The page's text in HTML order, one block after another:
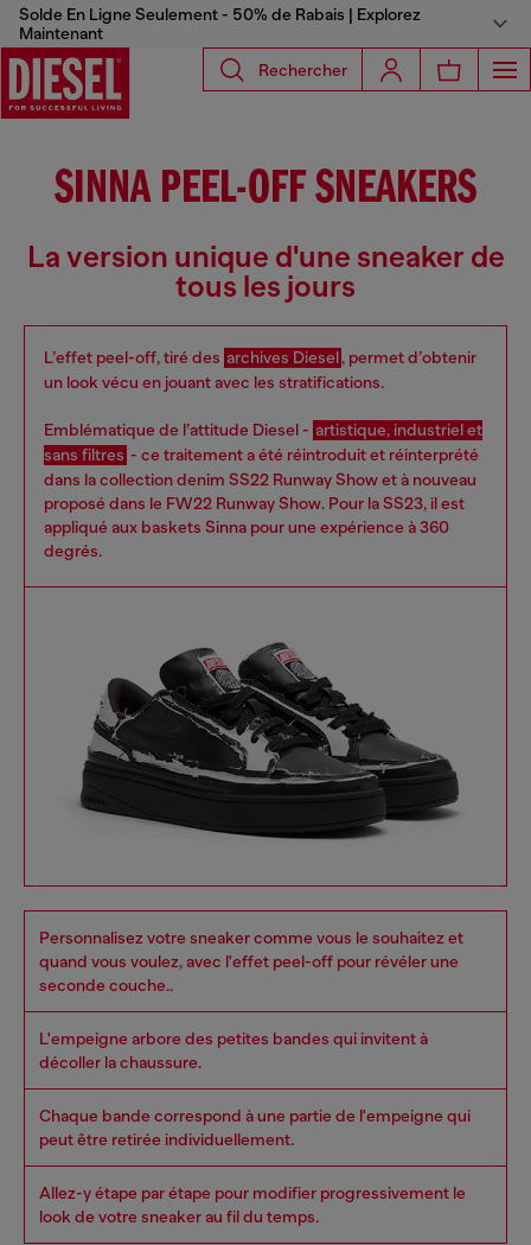
Solde En Ligne Seulement - 50% de Rabais | Explorez
Maintenant
Rechercher
SINNA PEEL-OFF SNEAKERS
La version unique d'une sneaker de
tous les jours
L’effet peel-off, tiré des archives Diesel, permet d’obtenir
un look vécu en jouant avec les stratifications.
Emblématique de l’attitude Diesel - artistique, industriel et
sans filtres - ce traitement a été réintroduit et réinterprété
dans la collection denim SS22 Runway Show et à nouveau
proposé dans le FW22 Runway Show. Pour la SS23, il est
appliqué aux baskets Sinna pour une expérience à 360
degrés.
Personnalisez votre sneaker comme vous le souhaitez et
quand vous voulez, avec l'effet peel-off pour révéler une
seconde couche..
L'empeigne arbore des petites bandes qui invitent à
décoller la chaussure.
Chaque bande correspond à une partie de l'empeigne qui
peut être retirée individuellement.
Allez-y étape par étape pour modifier progressivement le
look de votre sneaker au fil du temps.